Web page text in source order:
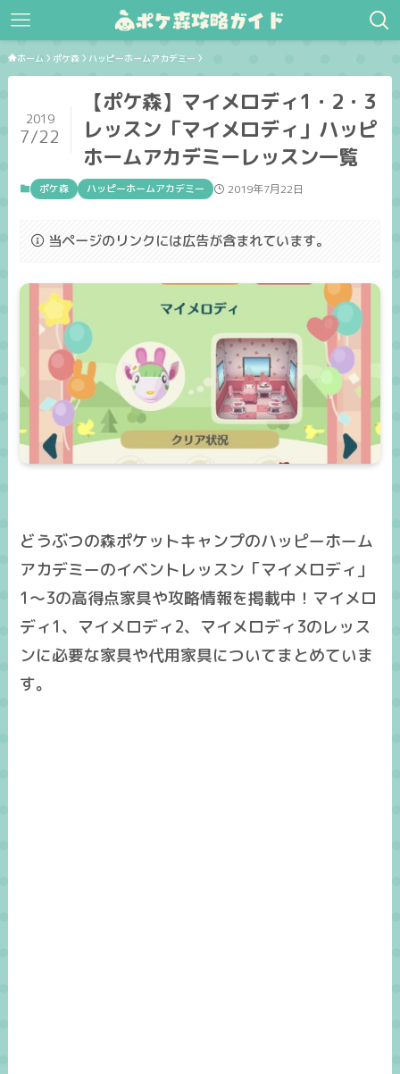
ホーム ポケ森 ハッピーホームアカデミー
【ポケ森】マイメロディ1・2・3
レッスン「マイメロディ」ハッピ
ホームアカデミーレッスン一覧
2019
7/22
ポケ森 ハッピーホームアカデミー 2019年7月22日
当ページのリンクには広告が含まれています。
どうぶつの森ポケットキャンプのハッピーホーム
アカデミーのイベントレッスン「マイメロディ」
1～3の高得点家具や攻略情報を掲載中！マイメロ
ディ1、マイメロディ2、マイメロディ3のレッス
ンに必要な家具や代用家具についてまとめていま
す。